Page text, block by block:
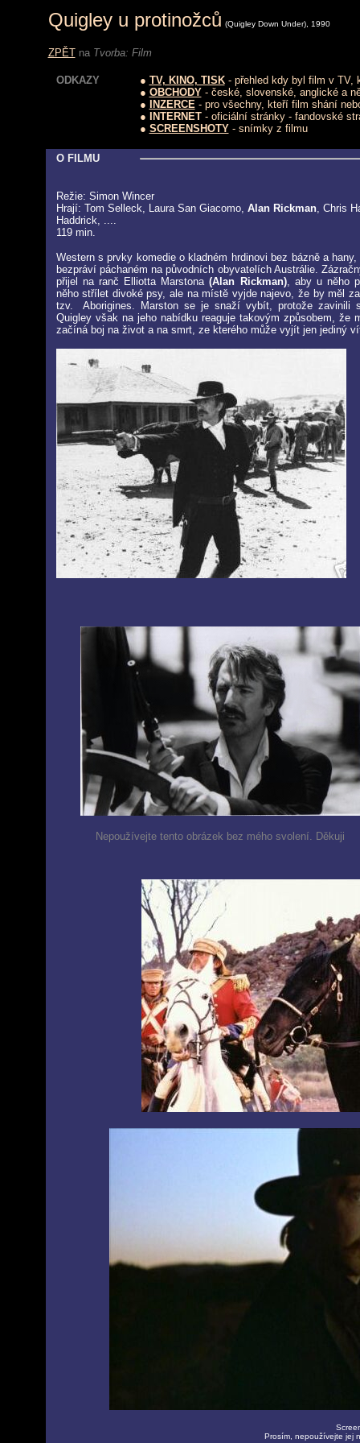
Quigley u protinožců (Quigley Down Under), 1990
ZPĚTna Tvorba: Film
ODKAZY ● TV, KINO, TISK- přehled kdy byl film v TV,
● OBCHODY - české, slovenské, anglické a
●
INZERCE - pro všechny, kteří film shání
● INTERNET- oficiální stránky - fandovské
● SCREENSHOTY - snímky z filmu
O FILMU
Režie: Simon Wincer
Hrají: Tom Selleck, Laura San Giacomo, Alan Rickman, Chris
Haddrick, ....
119 min.
Western s prvky komedie o kladném hrdinovi bez bázně a
bezpráví páchaném na původních obyvatelích Austrálie.
přijel na ranč Elliotta Marstona(Alan Rickman), aby u něho
něho střílet divoké psy, ale na místě vyjde najevo, že by měl
tzv. Aborigines. Marston se je snaží vybít, protože zavinili
Quigley však na jeho nabídku reaguje takovým způsobem, že
začíná boj na život a na smrt, ze kterého může vyjít jen jediný
Nepoužívejte tento obrázek bez mého svolení. Děkuji
Prosím, nepoužívejte jej